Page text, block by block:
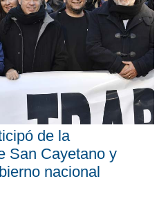
de la
San Cayetano y
nacional